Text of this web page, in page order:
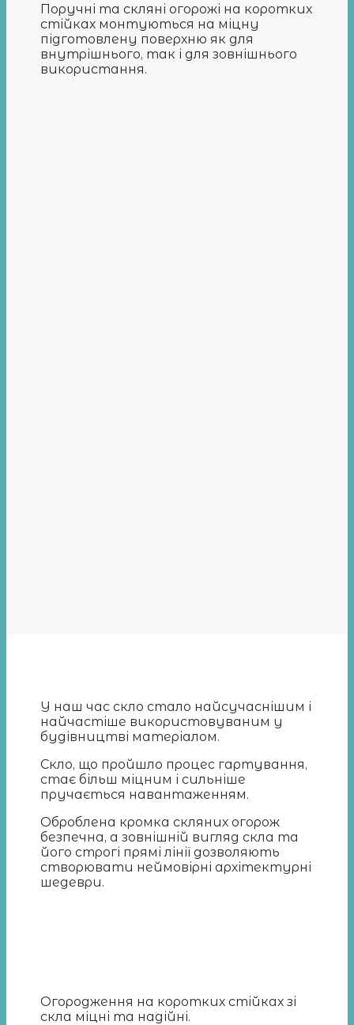
Поручні та скляні огорожі на коротких
стійках монтуються на міцну
підготовлену поверхню як для
внутрішнього, так і для зовнішнього
використання.
У наш час скло стало найсучаснішим і
найчастіше використовуваним у
будівництві матеріалом.
Скло, що пройшло процес гартування,
стає більш міцним і сильніше
пручається навантаженням.
Оброблена кромка скляних огорож
безпечна, а зовнішній вигляд скла та
його строгі прямі лінії дозволяють
створювати неймовірні архітектурні
шедеври.
Огородження на коротких стійках зі
скла міцні та надійні.